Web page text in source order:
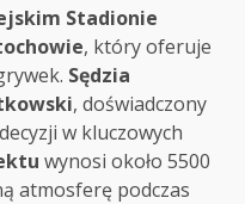
Stadionie
, który oferuje
Sędzia
, doświadczony
w kluczowych
wynosi około 5500
atmosferę podczas